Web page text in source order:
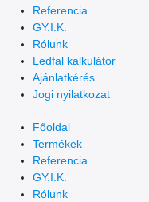
Referencia
GY.I.K.
Rólunk
Ledfal kalkulátor
Ajánlatkérés
Jogi nyilatkozat
Főoldal
Termékek
Referencia
GY.I.K.
Rólunk